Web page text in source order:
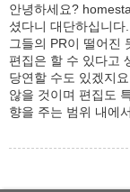
안녕하세요?
셨다니 대단하십니
그들의 PR이 떨어진
편집은 할 수 있다고
당연할 수도 있겠지
않을 것이며 편집도
향을 주는 범위 내에